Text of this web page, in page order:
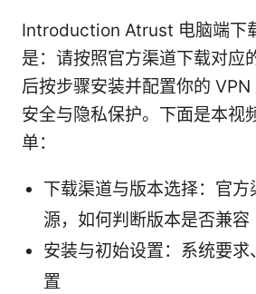
Introduction Atrust 电脑端下
是：请按照官方渠道下载对应
后按步骤安装并配置你的
安全与隐私保护。下面是本视
单：
下载渠道与版本选择：官
源，如何判断版本是否兼容
安装与初始设置：系统要
置